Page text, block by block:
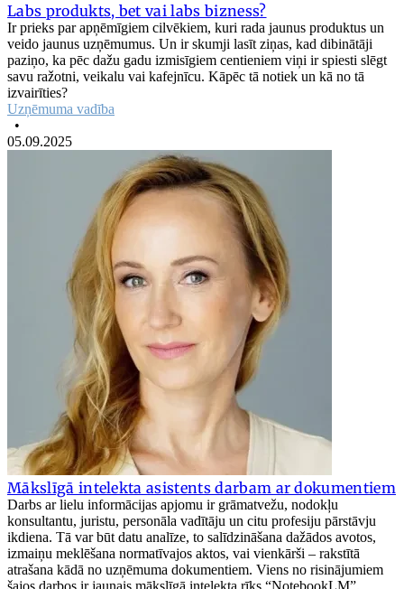
Labs produkts, bet vai labs bizness?
Ir prieks par apņēmīgiem cilvēkiem, kuri rada jaunus produktus un
veido jaunus uzņēmumus. Un ir skumji lasīt ziņas, kad dibinātāji
paziņo, ka pēc dažu gadu izmisīgiem centieniem viņi ir spiesti slēgt
savu ražotni, veikalu vai kafejnīcu. Kāpēc tā notiek un kā no tā
izvairīties?
Uzņēmuma vadība
•
05.09.2025
Mākslīgā intelekta asistents darbam ar dokumentiem
Darbs ar lielu informācijas apjomu ir grāmatvežu, nodokļu
konsultantu, juristu, personāla vadītāju un citu profesiju pārstāvju
ikdiena. Tā var būt datu analīze, to salīdzināšana dažādos avotos,
izmaiņu meklēšana normatīvajos aktos, vai vienkārši – rakstītā
atrašana kādā no uzņēmuma dokumentiem. Viens no risinājumiem
šajos darbos ir jaunais mākslīgā intelekta rīks “NotebookLM”.